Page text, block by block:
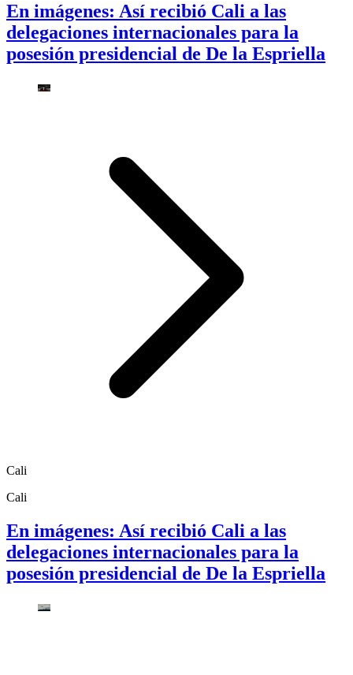
En imágenes: Así recibió Cali a las
delegaciones internacionales para la
posesión presidencial de De la Espriella
Cali
Cali
En imágenes: Así recibió Cali a las
delegaciones internacionales para la
posesión presidencial de De la Espriella